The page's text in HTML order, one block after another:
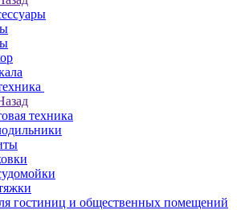
техника
гостиниц и общественных помещений